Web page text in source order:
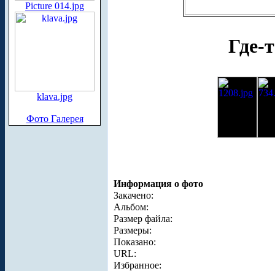
Picture 014.jpg
klava.jpg
Фото Галерея
Где-
Информация о фото
Закачено:
Альбом:
Размер файла:
Размеры:
Показано:
URL:
Избранное: